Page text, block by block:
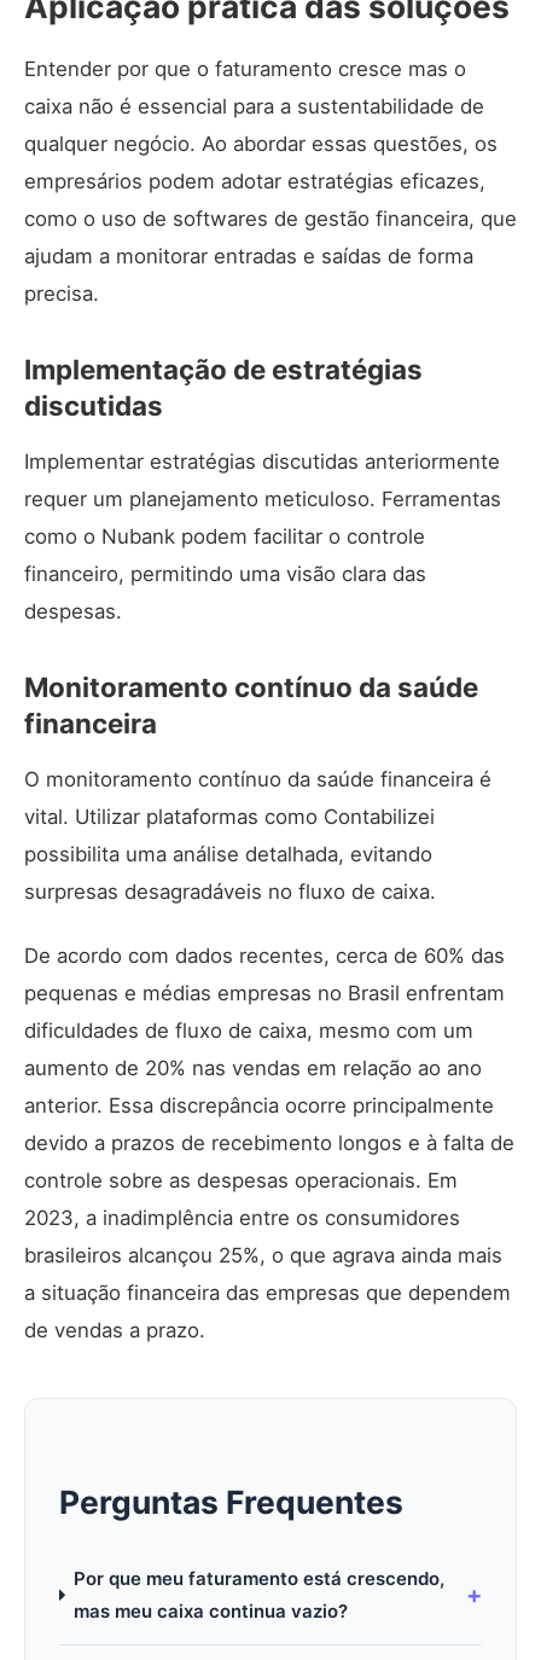
Entender por que o faturamento cresce mas o
caixa não é essencial para a sustentabilidade de
qualquer negócio. Ao abordar essas questões, os
empresários podem adotar estratégias eficazes,
como o uso de softwares de gestão financeira, que
ajudam a monitorar entradas e saídas de forma
precisa.
Implementação de estratégias
discutidas
Implementar estratégias discutidas anteriormente
requer um planejamento meticuloso. Ferramentas
como o Nubank podem facilitar o controle
financeiro, permitindo uma visão clara das
despesas.
Monitoramento contínuo da saúde
financeira
O monitoramento contínuo da saúde financeira é
vital. Utilizar plataformas como Contabilizei
possibilita uma análise detalhada, evitando
surpresas desagradáveis no fluxo de caixa.
De acordo com dados recentes, cerca de 60% das
pequenas e médias empresas no Brasil enfrentam
dificuldades de fluxo de caixa, mesmo com um
aumento de 20% nas vendas em relação ao ano
anterior. Essa discrepância ocorre principalmente
devido a prazos de recebimento longos e à falta de
controle sobre as despesas operacionais. Em
2023, a inadimplência entre os consumidores
brasileiros alcançou 25%, o que agrava ainda mais
a situação financeira das empresas que dependem
de vendas a prazo.
Perguntas Frequentes
Por que meu faturamento está crescendo,
mas meu caixa continua vazio?